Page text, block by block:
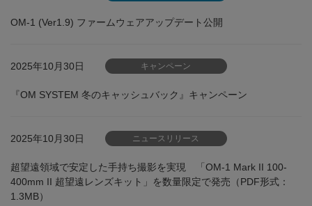
OM-1 (Ver1.9) ファームウェアアップデート公開
2025年10月30日 キャンペーン
『OM SYSTEM 冬のキャッシュバック』キャンペーン
2025年10月30日 ニュースリリース
超望遠領域で安定した手持ち撮影を実現 「OM-1 Mark II 100-
400mm II 超望遠レンズキット」を数量限定で発売（PDF形式：
1.3MB）